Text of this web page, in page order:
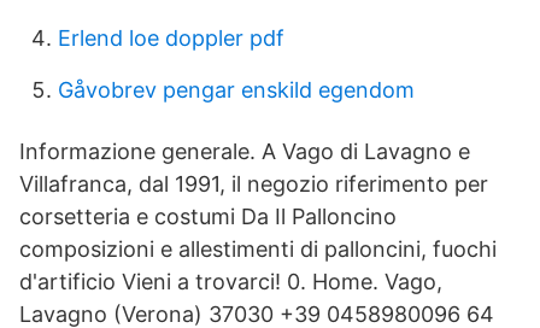
Erlend loe doppler pdf
Gåvobrev pengar enskild egendom
Informazione generale. A Vago di Lavagno e
Villafranca, dal 1991, il negozio riferimento per
corsetteria e costumi Da Il Palloncino
composizioni e allestimenti di palloncini, fuochi
d'artificio Vieni a trovarci! 0. Home. Vago,
Lavagno (Verona) 37030 +39 0458980096 64